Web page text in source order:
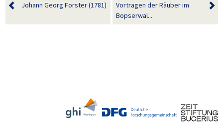
Johann Georg Forster (1781)
Vortragen der Räuber im
Bopserwal...